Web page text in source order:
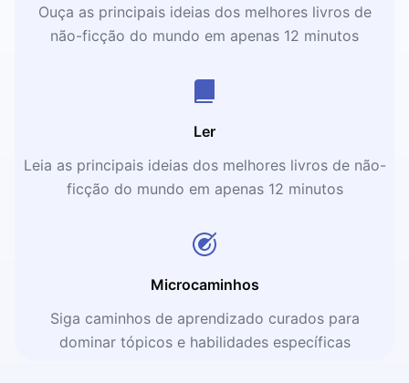
Ouça as principais ideias dos melhores livros de
não-ficção do mundo em apenas 12 minutos
Ler
Leia as principais ideias dos melhores livros de não-
ficção do mundo em apenas 12 minutos
Microcaminhos
Siga caminhos de aprendizado curados para
dominar tópicos e habilidades específicas